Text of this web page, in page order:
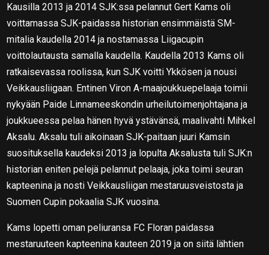
Kausilla 2013 ja 2014 SJK:ssa pelannut Gert Kams oli
voittamassa SJK-paidassa historian ensimmäistä SM-
mitalia kaudella 2014 ja nostamassa Liigacupin
voittolautausta samalla kaudella. Kaudella 2013 Kams oli
ratkaisevassa roolissa, kun SJK voitti Ykkösen ja nousi
Veikkausliigaan. Entinen Viron A-maajoukkuepelaaja toimii
nykyään Paide Linnameeskondin urheilutoimenjohtajana ja
joukkueessa pelaa hänen hyvä ystävänsä, maalivahti Mihkel
Aksalu. Aksalu tuli aikoinaan SJK-paitaan juuri Kamsin
suosituksella kaudeksi 2013 ja lopulta Aksalusta tuli SJK:n
historian eniten pelejä pelannut pelaaja, joka toimi seuran
kapteenina ja nosti Veikkausliigan mestaruusveistosta ja
Suomen Cupin pokaalia SJK vuosina.
Kams lopetti oman peliuransa FC Floran paidassa
mestaruuteen kapteenina kauteen 2019 ja on siitä lähtien